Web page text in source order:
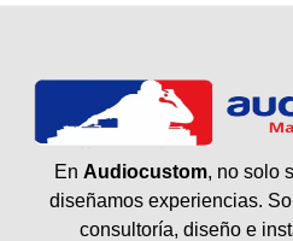
En Audiocustom, no solo
diseñamos experiencias.
consultoría, diseño e